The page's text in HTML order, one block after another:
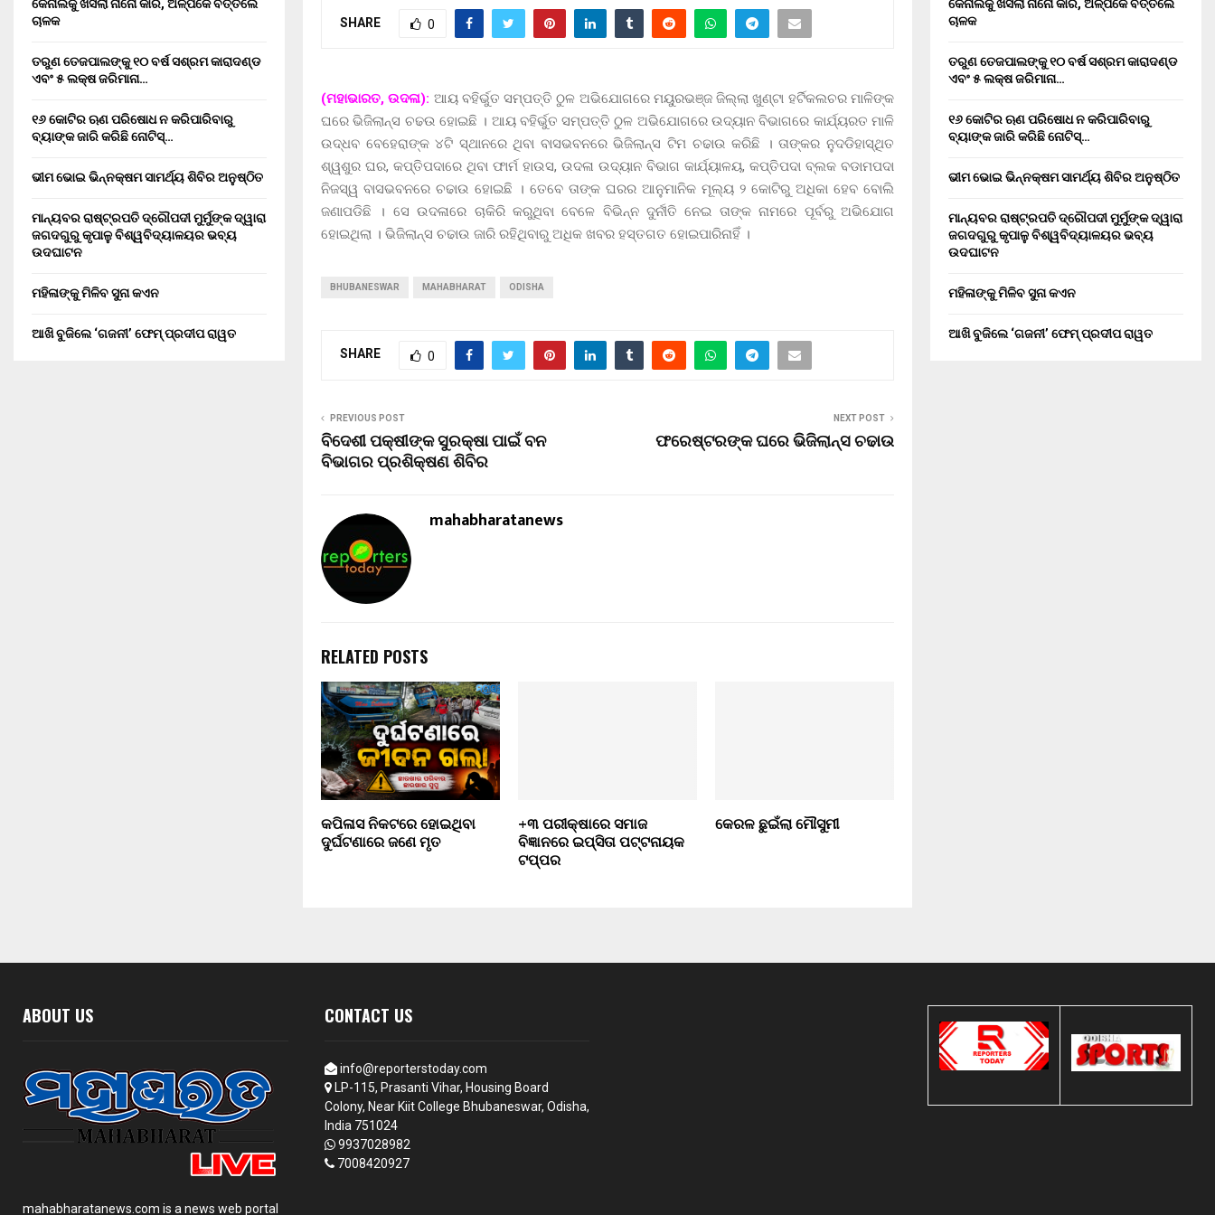
SHARE 0
(ମହାଭାରତ, ଉଦଳା): ଆୟ ବହିର୍ଭୁତ ସମ୍ପତ୍ତି ଠୁଳ ଅଭିଯୋଗରେ ମୟୁରଭଞ୍ଜ ଜିଲ୍ଲା ଖୁଣ୍ଟା ହର୍ଟିକଲଚର ମାଳିଙ୍କ
ଘରେ ଭିଜିଲାନ୍ସ ଚଢଉ ହୋଇଛି । ଆୟ ବହିର୍ଭୁତ ସମ୍ପତ୍ତି ଠୁଳ ଅଭିଯୋଗରେ ଉଦ୍ୟାନ ବିଭାଗରେ କାର୍ଯ୍ୟରତ ମାଳି
ଉଦ୍ଧବ ବେହେରାଙ୍କ ୪ଟି ସ୍ଥାନରେ ଥିବା ବାସଭବନରେ ଭିଜିଲାନ୍ସ ଟିମ ଚଢାଉ କରିଛି । ତାଙ୍କର ନୁଦଡିହାସ୍ଥିତ
ଶ୍ୱଶୁର ଘର, କପ୍ତିପଦାରେ ଥିବା ଫାର୍ମ ହାଉସ, ଉଦଳା ଉଦ୍ୟାନ ବିଭାଗ କାର୍ଯ୍ୟାଳୟ, କପ୍ତିପଦା ବ୍ଲକ ବଡାମପଦା
ନିଜସ୍ୱ ବାସଭବନରେ ଚଢାଉ ହୋଇଛି । ତେବେ ତାଙ୍କ ଘରର ଆନୁମାନିକ ମୂଲ୍ୟ ୨ କୋଟିରୁ ଅଧିକା ହେବ ବୋଲି
ଜଣାପଡିଛି । ସେ ଉଦଳାରେ ଚାକିରି କରୁଥିବା ବେଳେ ବିଭିନ୍ନ ଦୁର୍ନୀତି ନେଇ ତାଙ୍କ ନାମରେ ପୂର୍ବରୁ ଅଭିଯୋଗ
ହୋଇଥିଲା । ଭିଜିଲାନ୍ସ ଚଢାଉ ଜାରି ରହିଥିବାରୁ ଅଧିକ ଖବର ହସ୍ତଗତ ହୋଇପାରିନାହିଁ ।
BHUBANESWAR MAHABHARAT ODISHA
SHARE 0
PREVIOUS POST
ବିଦେଶୀ ପକ୍ଷୀଙ୍କ ସୁରକ୍ଷା ପାଇଁ ବନ
ବିଭାଗର ପ୍ରଶିକ୍ଷଣ ଶିବିର
NEXT POST
ଫରେଷ୍ଟରଙ୍କ ଘରେ ଭିଜିଲାନ୍ସ ଚଢାଉ
mahabharatanews
RELATED POSTS
କପିଳାସ ନିକଟରେ ହୋଇଥିବା
ଦୁର୍ଘଟଣାରେ ଜଣେ ମୃତ
+୩ ପରୀକ୍ଷାରେ ସମାଜ
ବିଜ୍ଞାନରେ ଇପ୍ସିତା ପଟ୍ଟନାୟକ
ଟପ୍ପର
କେରଳ ଛୁଇଁଲା ମୌସୁମୀ
କେନାଲକୁ ଖସିଲା ନାନୋ କାର, ଅଳ୍ପକେ ବର୍ତ୍ତିଲେ
ଚାଳକ
ତରୁଣ ତେଜପାଲଙ୍କୁ ୧୦ ବର୍ଷ ସଶ୍ରମ କାରାଦଣ୍ଡ
ଏବଂ ₹୫ ଲକ୍ଷ ଜରିମାନା…
୧୬ କୋଟିର ଋଣ ପରିଷୋଧ ନ କରିପାରିବାରୁ
ବ୍ୟାଙ୍କ ଜାରି କରିଛି ନୋଟିସ୍…
ଭୀମ ଭୋଇ ଭିନ୍ନକ୍ଷମ ସାମର୍ଥ୍ୟ ଶିବିର ଅନୁଷ୍ଠିତ
ମାନ୍ୟବର ରାଷ୍ଟ୍ରପତି ଦ୍ରୌପଦୀ ମୁର୍ମୁଙ୍କ ଦ୍ୱାରା
ଜଗଦଗୁରୁ କୃପାଳୁ ବିଶ୍ୱବିଦ୍ୟାଳୟର ଭବ୍ୟ
ଉଦଘାଟନ
ମହିଳାଙ୍କୁ ମିଳିବ ସୁନା କଏନ
ଆଖି ବୁଜିଲେ ‘ଗଜନୀ’ ଫେମ୍ ପ୍ରଦୀପ ରାୱତ
କେନାଲକୁ ଖସିଲା ନାନୋ କାର, ଅଳ୍ପକେ ବର୍ତ୍ତିଲେ
ଚାଳକ
ତରୁଣ ତେଜପାଲଙ୍କୁ ୧୦ ବର୍ଷ ସଶ୍ରମ କାରାଦଣ୍ଡ
ଏବଂ ₹୫ ଲକ୍ଷ ଜରିମାନା…
୧୬ କୋଟିର ଋଣ ପରିଷୋଧ ନ କରିପାରିବାରୁ
ବ୍ୟାଙ୍କ ଜାରି କରିଛି ନୋଟିସ୍…
ଭୀମ ଭୋଇ ଭିନ୍ନକ୍ଷମ ସାମର୍ଥ୍ୟ ଶିବିର ଅନୁଷ୍ଠିତ
ମାନ୍ୟବର ରାଷ୍ଟ୍ରପତି ଦ୍ରୌପଦୀ ମୁର୍ମୁଙ୍କ ଦ୍ୱାରା
ଜଗଦଗୁରୁ କୃପାଳୁ ବିଶ୍ୱବିଦ୍ୟାଳୟର ଭବ୍ୟ
ଉଦଘାଟନ
ମହିଳାଙ୍କୁ ମିଳିବ ସୁନା କଏନ
ଆଖି ବୁଜିଲେ ‘ଗଜନୀ’ ଫେମ୍ ପ୍ରଦୀପ ରାୱତ
ABOUT US
mahabharatanews.com is a news web portal
CONTACT US
info@reporterstoday.com
LP-115, Prasanti Vihar, Housing Board
Colony, Near Kiit College Bhubaneswar, Odisha,
India 751024
9937028982
7008420927